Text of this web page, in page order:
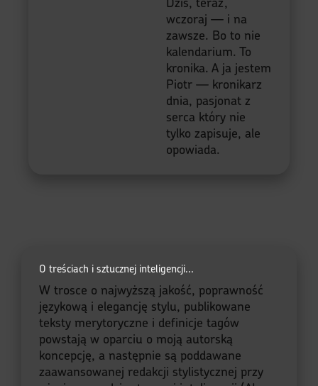
wczoraj — i na
zawsze. Bo to nie
kalendarium. To
kronika. A ja jestem
Piotr — kronikarz
dnia, pasjonat z
serca który nie
tylko zapisuje, ale
opowiada.
O treściach i sztucznej inteligencji...
W trosce o najwyższą jakość, poprawność
językową i elegancję stylu, publikowane
teksty merytoryczne i definicje tagów
powstają w oparciu o moją autorską
koncepcję, a następnie są poddawane
zaawansowanej redakcji stylistycznej przy